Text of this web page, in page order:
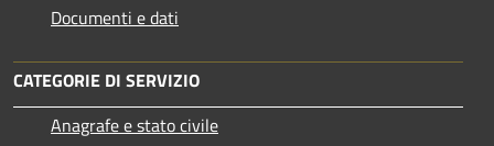
Documenti e dati
CATEGORIE DI SERVIZIO
Anagrafe e stato civile